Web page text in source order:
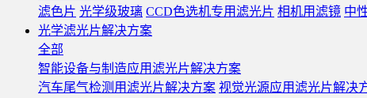
滤色片 光学级玻璃 CCD色选机专用滤光片 相机用滤镜 中
光学滤光片解决方案
全部
智能设备与制造应用滤光片解决方案
汽车尾气检测用滤光片解决方案 视觉光源应用滤光片解决